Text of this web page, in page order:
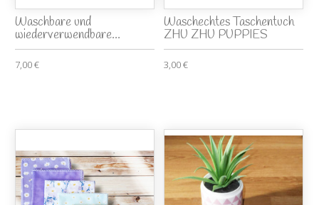
Waschbare und
wiederverwendbare...
7,00 €
Waschechtes Taschentuch
ZHU ZHU PUPPIES
3,00 €